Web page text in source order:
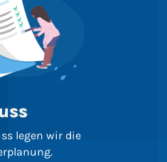
legen wir die